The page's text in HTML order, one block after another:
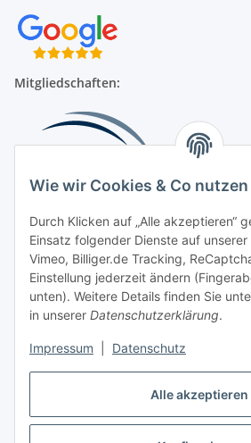
Alle akzeptieren
Wie wir Cookies & Co nutzen
Durch Klicken auf „Alle akzeptieren“
Einsatz folgender Dienste auf unserer
Vimeo, Billiger.de Tracking,
Einstellung jederzeit ändern
unten). Weitere Details finden Sie
in unserer Datenschutzerklärung.
Impressum Datenschutz
Mitgliedschaften:
Beliebte Kategorien
Kompressionsversorgung